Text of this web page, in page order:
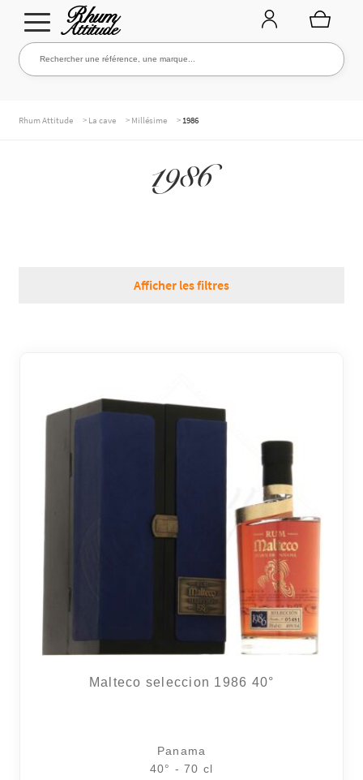
Aller
à
Aller
au
Rechercher une référence, une marque...
Rechercher
Rhum Attitude > La cave > Millésime > 1986
1986
Afficher les filtres
Malteco seleccion 1986 40°
Panama
40° - 70 cl